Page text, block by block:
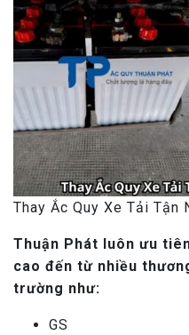
Thay Ắc Quy Xe Tải Tận
Thuận Phát luôn ưu
cao đến từ nhiều
trường như:
GS